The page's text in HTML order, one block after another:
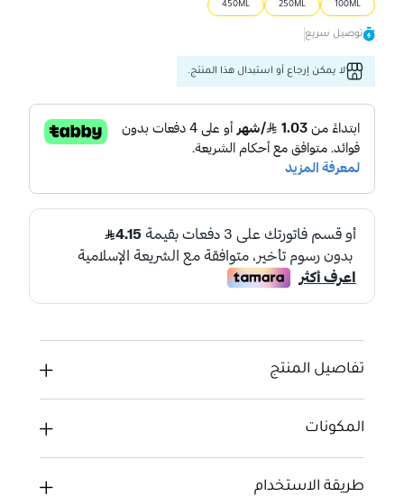
100ML
250ML
450ML
توصيل سريع
لا يمكن إرجاع أو استبدال هذا المنتج.
تفاصيل المنتج
المكونات
طريقة الاستخدام